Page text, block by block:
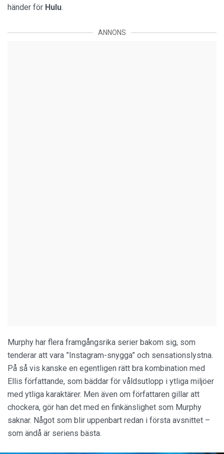
händer för Hulu.
ANNONS
Murphy har flera framgångsrika serier bakom sig, som
tenderar att vara ”Instagram-snygga” och sensationslystna.
På så vis kanske en egentligen rätt bra kombination med
Ellis författande, som bäddar för våldsutlopp i ytliga miljöer
med ytliga karaktärer. Men även om författaren gillar att
chockera, gör han det med en finkänslighet som Murphy
saknar. Något som blir uppenbart redan i första avsnittet –
som ändå är seriens bästa.